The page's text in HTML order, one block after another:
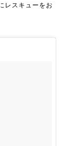
レスキューをお